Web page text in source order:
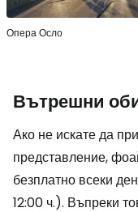
Опера Осло
Вътрешни
Ако не искате да
представление,
безплатно всеки
12:00 ч.). Въпреки